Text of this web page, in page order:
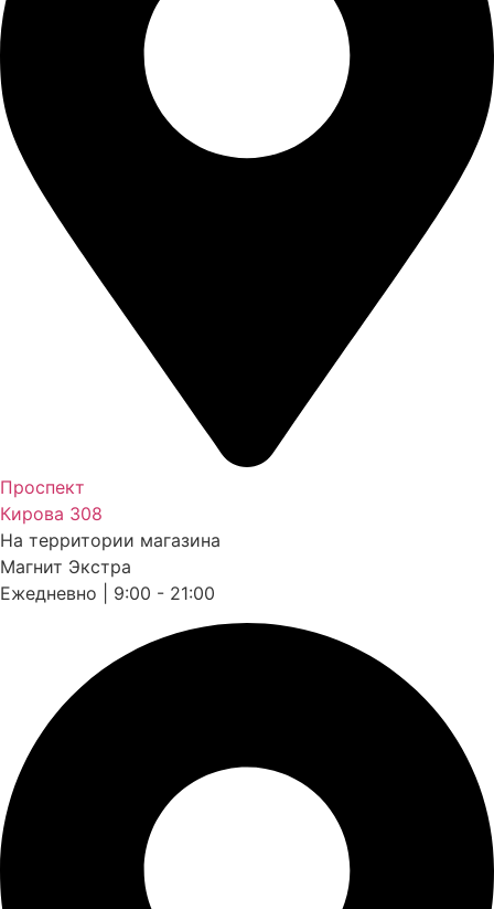
Проспект
Кирова 308
На территории магазина
Магнит Экстра
Ежедневно | 9:00 - 21:00